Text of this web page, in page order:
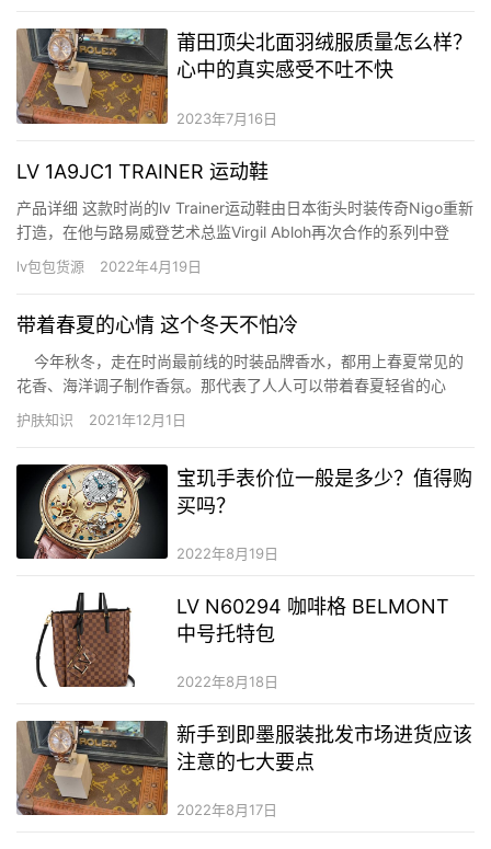
莆田顶尖北面羽绒服质量怎么样？
心中的真实感受不吐不快
2023年7月16日
LV 1A9JC1 TRAINER 运动鞋
产品详细 这款时尚的lv Trainer运动鞋由日本街头时装传奇Nigo重新
打造，在他与路易威登艺术总监Virgil Abloh再次合作的系列中登
场。白色小牛皮鞋面印有Louis Vuitton x Nigo系列的鸭子图案，该
系列备有皮具精品、配饰及时装。Nigo以独特触角揉合英伦俊朗的
lv包包货源 2022年4月19日
带着春夏的心情 这个冬天不怕冷
今年秋冬，走在时尚最前线的时装品牌香水，都用上春夏常见的
花香、海洋调子制作香氛。那代表了人人可以带着春夏轻省的心
情，一起过分到冬季。 Coach今个秋冬推出全新 Poppy Flower
香氛系列，散发活跃迷人…
护肤知识 2021年12月1日
宝玑手表价位一般是多少？值得购
买吗？
2022年8月19日
LV N60294 咖啡格 BELMONT
中号托特包
2022年8月18日
新手到即墨服装批发市场进货应该
注意的七大要点
2022年8月17日